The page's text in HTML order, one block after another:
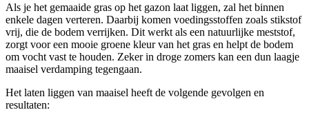
Als je het gemaaide gras op het gazon laat liggen, zal het binnen
enkele dagen verteren. Daarbij komen voedingsstoffen zoals stikstof
vrij, die de bodem verrijken. Dit werkt als een natuurlijke meststof,
zorgt voor een mooie groene kleur van het gras en helpt de bodem
om vocht vast te houden. Zeker in droge zomers kan een dun laagje
maaisel verdamping tegengaan.
Het laten liggen van maaisel heeft de volgende gevolgen en
resultaten: